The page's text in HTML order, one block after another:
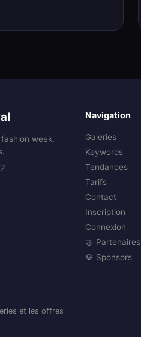
week,
Navigation
Galeries
Keywords
Tendances
Tarifs
Contact
Inscription
Connexion
🤝 Partenaires
💎 Sponsors
et les offres